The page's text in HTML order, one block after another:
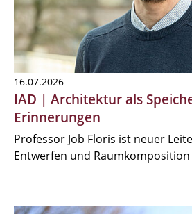
16.07.2026
IAD | Architektur als
Erinnerungen
Professor Job Floris ist neuer
Entwerfen und Raumkomposition